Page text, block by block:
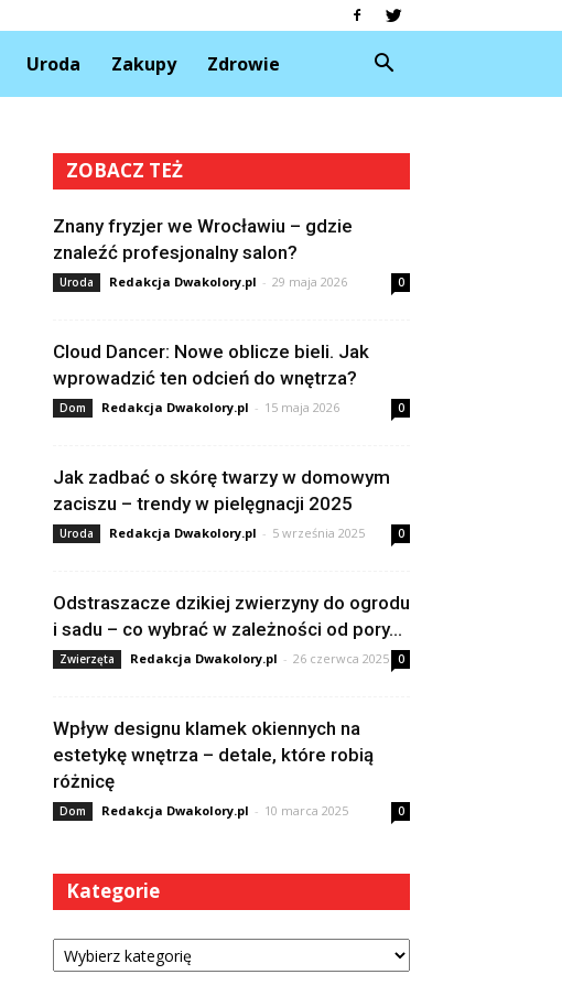
Uroda Zakupy Zdrowie
ZOBACZ TEŻ
Znany fryzjer we Wrocławiu – gdzie
znaleźć profesjonalny salon?
Uroda Redakcja Dwakolory.pl - 29 maja 2026 0
Cloud Dancer: Nowe oblicze bieli. Jak
wprowadzić ten odcień do wnętrza?
Dom Redakcja Dwakolory.pl - 15 maja 2026 0
Jak zadbać o skórę twarzy w domowym
zaciszu – trendy w pielęgnacji 2025
Uroda Redakcja Dwakolory.pl - 5 września 2025 0
Odstraszacze dzikiej zwierzyny do ogrodu
i sadu – co wybrać w zależności od pory...
Zwierzęta Redakcja Dwakolory.pl - 26 czerwca 2025 0
Wpływ designu klamek okiennych na
estetykę wnętrza – detale, które robią
różnicę
Dom Redakcja Dwakolory.pl - 10 marca 2025 0
Kategorie
Kategorie